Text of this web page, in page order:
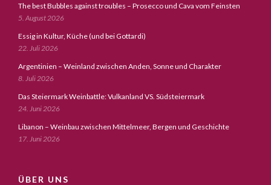
The best Bubbles against troubles – Prosecco und Cava vom Feinsten
5. August 2026
Essig in Kultur, Küche (und bei Gottardi)
22. Juli 2026
Argentinien – Weinland zwischen Anden, Sonne und Charakter
8. Juli 2026
Das Steiermark Weinbattle: Vulkanland VS. Südsteiermark
24. Juni 2026
Libanon – Weinbau zwischen Mittelmeer, Bergen und Geschichte
17. Juni 2026
ÜBER UNS